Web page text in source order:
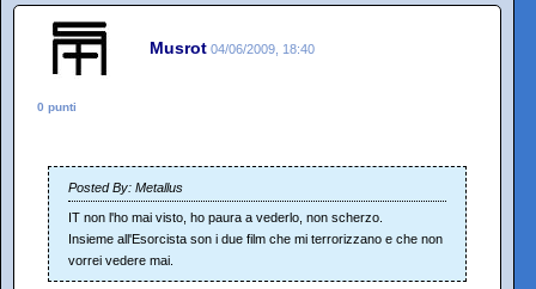
Musrot 04/06/2009, 18:40
0 punti
Posted By: Metallus
IT non l'ho mai visto, ho paura a vederlo, non scherzo.
Insieme all'Esorcista son i due film che mi terrorizzano e che non
vorrei vedere mai.